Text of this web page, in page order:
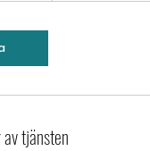
tjänsten